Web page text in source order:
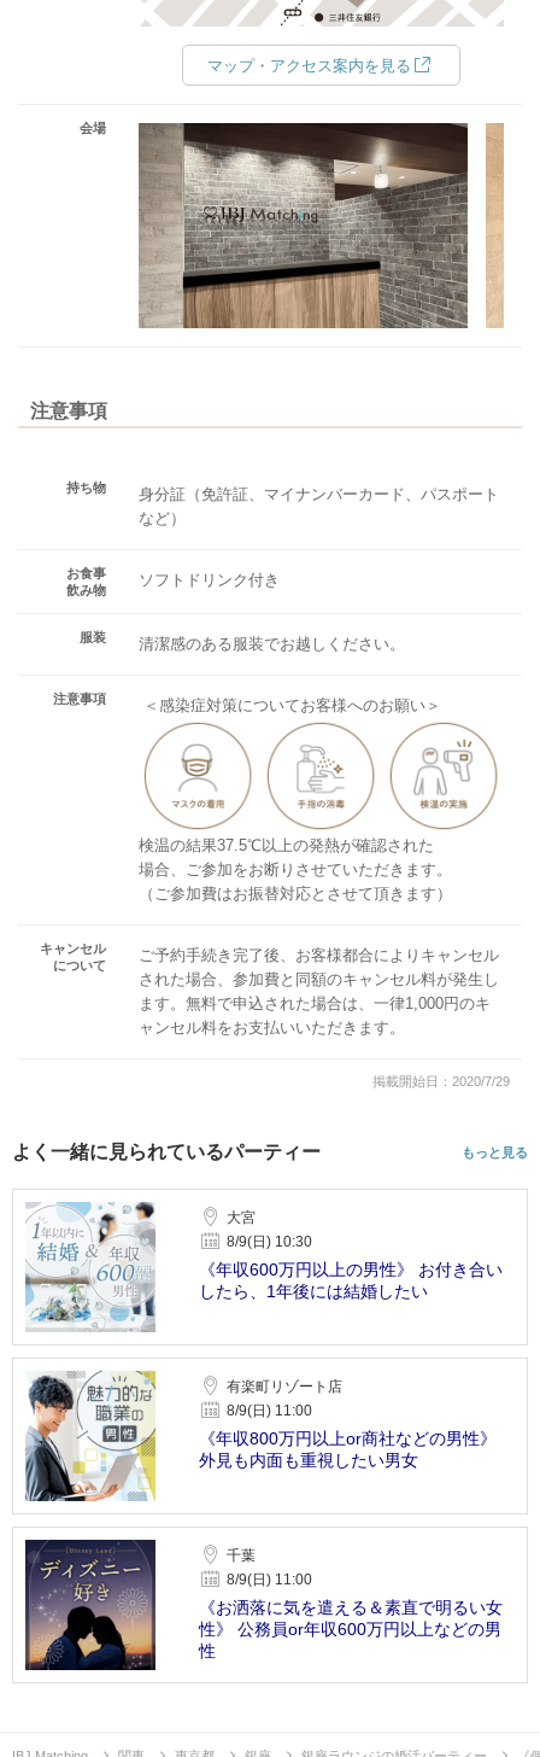
マップ・アクセス案内を見る
会場
注意事項
持ち物
身分証（免許証、マイナンバーカード、パスポート
など）
お食事
飲み物
ソフトドリンク付き
服装 清潔感のある服装でお越しください。
注意事項 ＜感染症対策についてお客様へのお願い＞
検温の結果37.5℃以上の発熱が確認された
場合、ご参加をお断りさせていただきます。
（ご参加費はお振替対応とさせて頂きます）
キャンセル
について
ご予約手続き完了後、お客様都合によりキャンセル
された場合、参加費と同額のキャンセル料が発生し
ます。無料で申込された場合は、一律1,000円のキ
ャンセル料をお支払いいただきます。
掲載開始日：2020/7/29
よく一緒に見られているパーティー もっと見る
大宮
8/9(日) 10:30
《年収600万円以上の男性》 お付き合い
したら、1年後には結婚したい
有楽町リゾート店
8/9(日) 11:00
《年収800万円以上or商社などの男性》
外見も内面も重視したい男女
千葉
8/9(日) 11:00
《お洒落に気を遣える＆素直で明るい女
性》 公務員or年収600万円以上などの男
性